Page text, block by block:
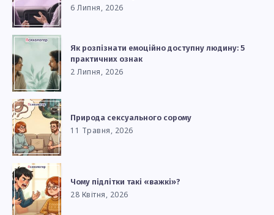
6 Липня, 2026
Як розпізнати емоційно доступну людину: 5
практичних ознак
2 Липня, 2026
Природа сексуального сорому
11 Травня, 2026
Чому підлітки такі «важкі»?
28 Квітня, 2026